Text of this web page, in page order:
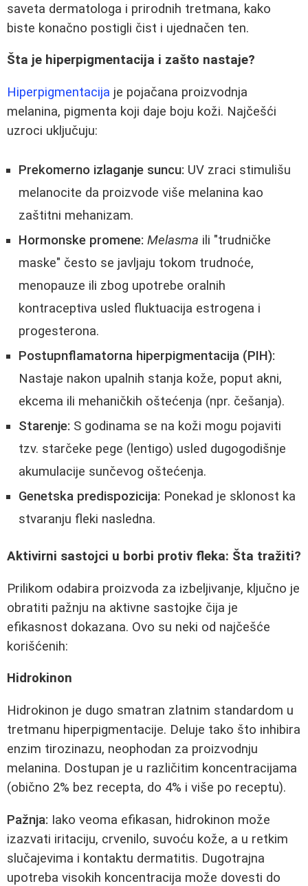
saveta dermatologa i prirodnih tretmana, kako
biste konačno postigli čist i ujednačen ten.
Šta je hiperpigmentacija i zašto nastaje?
Hiperpigmentacija je pojačana proizvodnja
melanina, pigmenta koji daje boju koži. Najčešći
uzroci uključuju:
Prekomerno izlaganje suncu: UV zraci stimulišu
melanocite da proizvode više melanina kao
zaštitni mehanizam.
Hormonske promene: Melasma ili "trudničke
maske" često se javljaju tokom trudnoće,
menopauze ili zbog upotrebe oralnih
kontraceptiva usled fluktuacija estrogena i
progesterona.
Postupnflamatorna hiperpigmentacija (PIH):
Nastaje nakon upalnih stanja kože, poput akni,
ekcema ili mehaničkih oštećenja (npr. češanja).
Starenje: S godinama se na koži mogu pojaviti
tzv. starčeke pege (lentigo) usled dugogodišnje
akumulacije sunčevog oštećenja.
Genetska predispozicija: Ponekad je sklonost ka
stvaranju fleki nasledna.
Aktivirni sastojci u borbi protiv fleka: Šta tražiti?
Prilikom odabira proizvoda za izbeljivanje, ključno je
obratiti pažnju na aktivne sastojke čija je
efikasnost dokazana. Ovo su neki od najčešće
korišćenih:
Hidrokinon
Hidrokinon je dugo smatran zlatnim standardom u
tretmanu hiperpigmentacije. Deluje tako što inhibira
enzim tirozinazu, neophodan za proizvodnju
melanina. Dostupan je u različitim koncentracijama
(obično 2% bez recepta, do 4% i više po receptu).
Pažnja: Iako veoma efikasan, hidrokinon može
izazvati iritaciju, crvenilo, suvoću kože, a u retkim
slučajevima i kontaktu dermatitis. Dugotrajna
upotreba visokih koncentracija može dovesti do